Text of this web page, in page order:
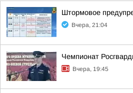
Штормовое
Вчера, 21:04
Чемпионат
Вчера, 19:45